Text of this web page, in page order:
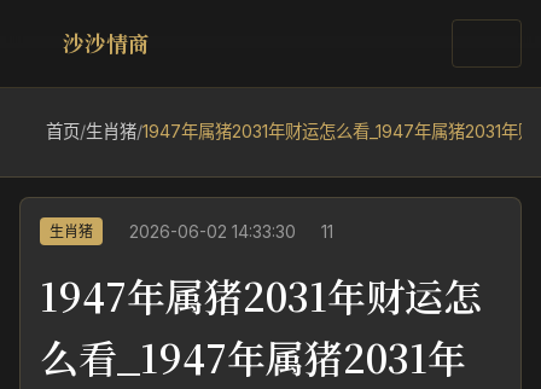
沙沙情商
首页/生肖猪/1947年属猪2031年财运怎么看_1947年属猪2031年财
生肖猪 2026-06-02 14:33:30 11
1947年属猪2031年财运怎
么看_1947年属猪2031年